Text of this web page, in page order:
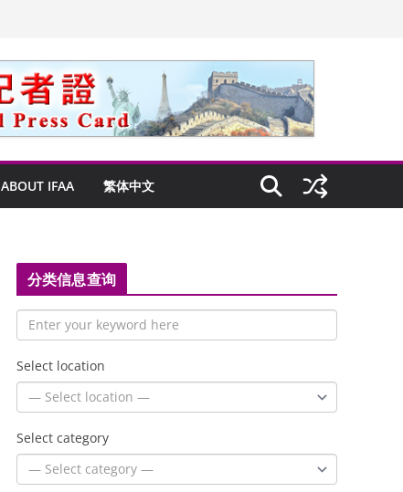
ABOUT IFAA 繁体中文
分类信息查询
Select location
Select category